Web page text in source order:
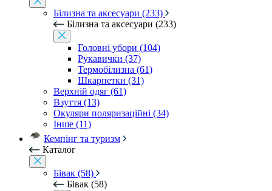
Білизна та аксесуари (233)
Білизна та аксесуари (233)
Головні убори (104)
Рукавички (37)
Термобілизна (61)
Шкарпетки (31)
Верхній одяг (61)
Взуття (13)
Окуляри поляризаційні (34)
Інше (11)
Кемпінг та туризм
Каталог
Бівак (58)
Бівак (58)